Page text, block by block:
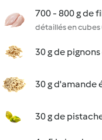
700 - 800 g de
détaillés en cubes
30 g de
30 g d'amande
30 g de